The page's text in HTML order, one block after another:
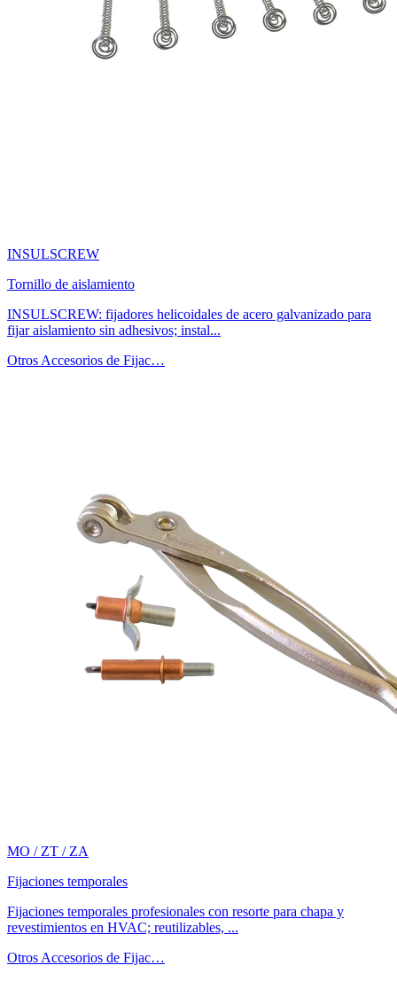
INSULSCREW
Tornillo de aislamiento
INSULSCREW: fijadores helicoidales de acero galvanizado para
fijar aislamiento sin adhesivos; instal...
Otros Accesorios de Fijac…
MO / ZT / ZA
Fijaciones temporales
Fijaciones temporales profesionales con resorte para chapa y
revestimientos en HVAC; reutilizables, ...
Otros Accesorios de Fijac…